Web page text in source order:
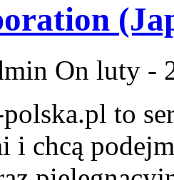
On luty -
to
i chcą